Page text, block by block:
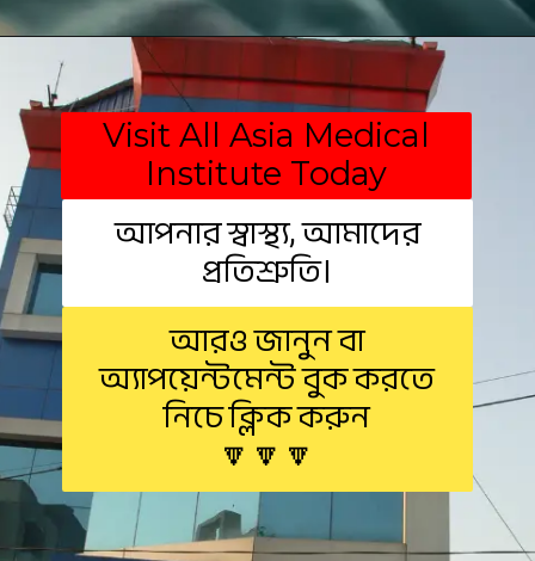
Visit All Asia Medical
Institute Today
আপনার স্বাস্থ্য, আমাদের
প্রতিশ্রুতি।
আরও জানুন বা
অ্যাপয়েন্টমেন্ট বুক করতে
নিচে ক্লিক করুন
🔽🔽🔽